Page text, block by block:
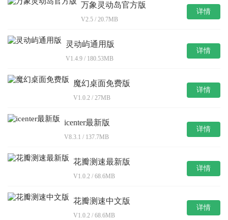
万象灵动岛官方版
V2.5 / 20.7MB
详情
灵动屿通用版
V1.4.9 / 180.53MB
详情
魔幻桌面免费版
V1.0.2 / 27MB
详情
icenter最新版
V8.3.1 / 137.7MB
详情
花瓣测速最新版
V1.0.2 / 68.6MB
详情
花瓣测速中文版
V1.0.2 / 68.6MB
详情